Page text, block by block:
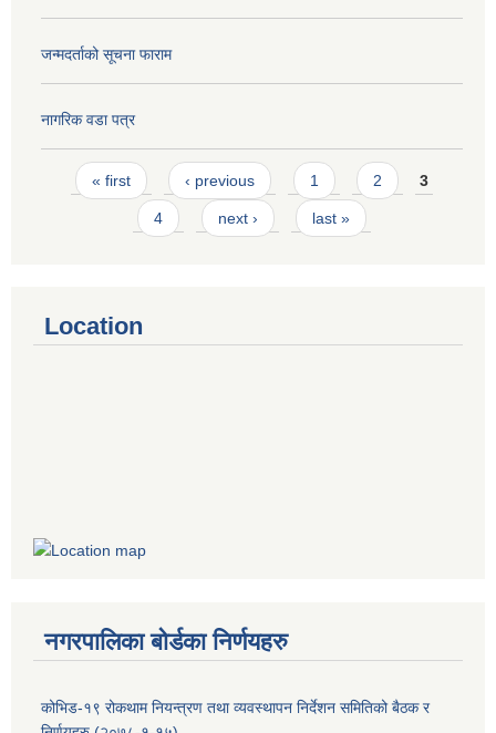
जन्मदर्ताको सूचना फाराम
नागरिक वडा पत्र
Pages
« first ‹ previous 1 2 3
4 next › last »
Location
नगरपालिका बोर्डका निर्णयहरु
कोभिड-१९ रोकथाम नियन्त्रण तथा व्यवस्थापन निर्देशन समितिको बैठक र